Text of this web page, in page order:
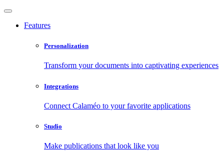
Features
Personalization
Transform your documents into captivating experiences
Integrations
Connect Calaméo to your favorite applications
Studio
Make publications that look like you